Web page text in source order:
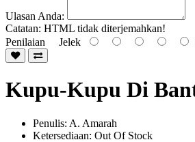
Ulasan Anda:
Catatan: HTML tidak diterjemahkan!
Penilaian Jelek
Kupu-Kupu Di
Penulis: A. Amarah
Ketersediaan: Out Of Stock